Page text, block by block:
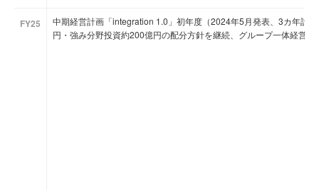
FY25
中期経営計画「integration 1.0」初年度（2024年5月発表、3カ年計
円・強み分野投資約200億円の配分方針を継続、グループ一体経営の